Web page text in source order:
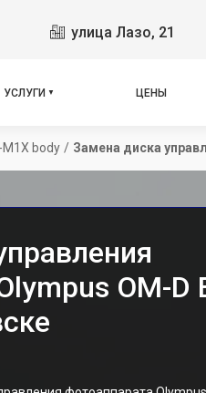
улица Лазо, 21
УСЛУГИ ЦЕНЫ
M1X body / Замена диска
OM-D